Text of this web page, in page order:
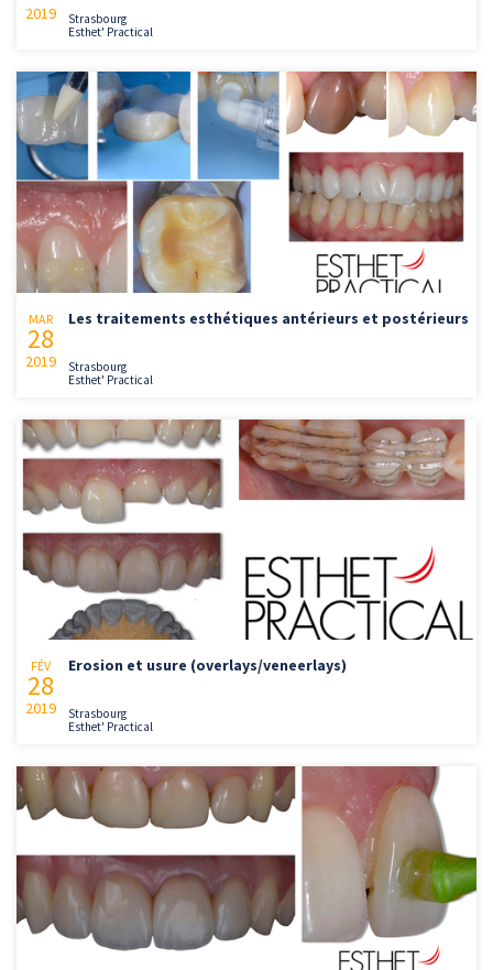
2019
Strasbourg
Esthet' Practical
MAR
28
2019
Les traitements esthétiques antérieurs et postérieurs
Strasbourg
Esthet' Practical
FÉV
28
2019
Erosion et usure (overlays/veneerlays)
Strasbourg
Esthet' Practical